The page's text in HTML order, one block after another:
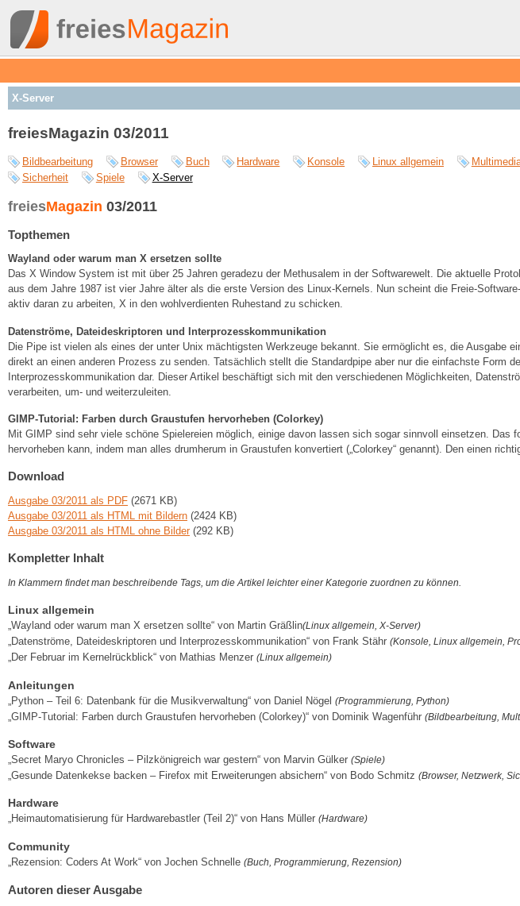
X-Server
freiesMagazin 03/2011
Bildbearbeitung Browser Buch Hardware Konsole Linux allgemein
Sicherheit
Spiele X-Server
freiesMagazin 03/2011
Topthemen
Wayland oder warum man X ersetzen sollte
Das X Window System ist mit über 25 Jahren geradezu der Methusalem in der Softwarewelt. Die aktuelle
aus dem Jahre 1987 ist vier Jahre älter als die erste Version des Linux-Kernels. Nun scheint die Freie-
aktiv daran zu arbeiten, X in den wohlverdienten Ruhestand zu schicken.
Datenströme, Dateideskriptoren und Interprozesskommunikation
Die Pipe ist vielen als eines der unter Unix mächtigsten Werkzeuge bekannt. Sie ermöglicht es, die Ausgabe
direkt an einen anderen Prozess zu senden. Tatsächlich stellt die Standardpipe aber nur die einfachste Form
Interprozesskommunikation dar. Dieser Artikel beschäftigt sich mit den verschiedenen Möglichkeiten,
verarbeiten, um- und weiterzuleiten.
GIMP-Tutorial: Farben durch Graustufen hervorheben (Colorkey)
Mit GIMP sind sehr viele schöne Spielereien möglich, einige davon lassen sich sogar sinnvoll einsetzen. Das
hervorheben kann, indem man alles drumherum in Graustufen konvertiert („Colorkey“ genannt). Den einen
Download
Ausgabe 03/2011 als PDF (2671 KB)
Ausgabe 03/2011 als HTML mit Bildern (2424 KB)
Ausgabe 03/2011 als HTML ohne Bilder(292 KB)
Kompletter Inhalt
In Klammern findet man beschreibende Tags, um die Artikel leichter einer Kategorie zuordnen zu können.
Linux allgemein
„Wayland oder warum man X ersetzen sollte“ von Martin Gräßlin(Linux allgemein, X-Server)
„Datenströme, Dateideskriptoren und Interprozesskommunikation“ von Frank Stähr (Konsole, Linux allgemein,
„Der Februar im Kernelrückblick“ von Mathias Menzer (Linux allgemein)
Anleitungen
„Python – Teil 6: Datenbank für die Musikverwaltung“ von Daniel Nögel (Programmierung, Python)
„GIMP-Tutorial: Farben durch Graustufen hervorheben (Colorkey)“ von Dominik Wagenführ (Bildbearbeitung,
Software
„Secret Maryo Chronicles – Pilzkönigreich war gestern“ von Marvin Gülker (Spiele)
„Gesunde Datenkekse backen – Firefox mit Erweiterungen absichern“ von Bodo Schmitz (Browser, Netzwerk,
Hardware
„Heimautomatisierung für Hardwarebastler (Teil 2)“ von Hans Müller (Hardware)
Community
„Rezension: Coders At Work“ von Jochen Schnelle (Buch, Programmierung, Rezension)
Autoren dieser Ausgabe